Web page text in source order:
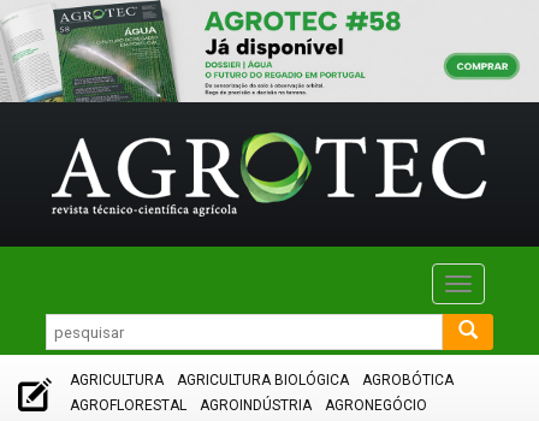
Toggle
AGRICULTURA AGRICULTURA BIOLÓGICA
AGROBÓTICA
AGROFLORESTAL
AGROINDÚSTRIA
AGRONEGÓCIO